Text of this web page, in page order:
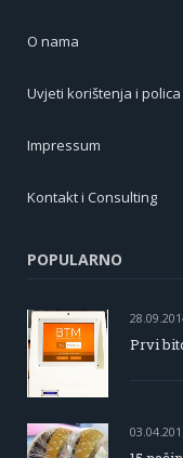
O nama
Uvjeti korištenja i
Impressum
Kontakt i Consulting
POPULARNO
Prvi